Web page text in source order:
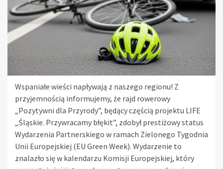
Wspaniałe wieści napływają z naszego regionu! Z
przyjemnością informujemy, że rajd rowerowy
„Pozytywni dla Przyrody”, będący częścią projektu LIFE
„Śląskie. Przywracamy błękit”, zdobył prestiżowy status
Wydarzenia Partnerskiego w ramach Zielonego Tygodnia
Unii Europejskiej (EU Green Week). Wydarzenie to
znalazło się w kalendarzu Komisji Europejskiej, który